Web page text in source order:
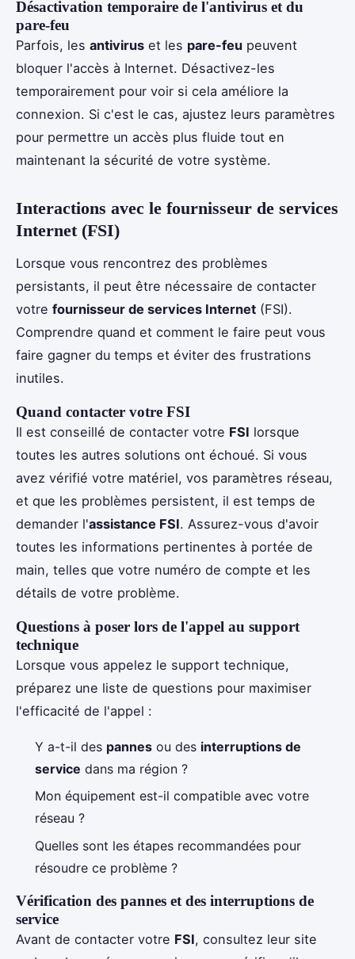
Désactivation temporaire de l'antivirus et du
pare-feu
Parfois, les antivirus et les pare-feu peuvent
bloquer l'accès à Internet. Désactivez-les
temporairement pour voir si cela améliore la
connexion. Si c'est le cas, ajustez leurs paramètres
pour permettre un accès plus fluide tout en
maintenant la sécurité de votre système.
Interactions avec le fournisseur de services
Internet (FSI)
Lorsque vous rencontrez des problèmes
persistants, il peut être nécessaire de contacter
votre fournisseur de services Internet (FSI).
Comprendre quand et comment le faire peut vous
faire gagner du temps et éviter des frustrations
inutiles.
Quand contacter votre FSI
Il est conseillé de contacter votre FSI lorsque
toutes les autres solutions ont échoué. Si vous
avez vérifié votre matériel, vos paramètres réseau,
et que les problèmes persistent, il est temps de
demander l'assistance FSI. Assurez-vous d'avoir
toutes les informations pertinentes à portée de
main, telles que votre numéro de compte et les
détails de votre problème.
Questions à poser lors de l'appel au support
technique
Lorsque vous appelez le support technique,
préparez une liste de questions pour maximiser
l'efficacité de l'appel :
Y a-t-il des pannes ou des interruptions de
service dans ma région ?
Mon équipement est-il compatible avec votre
réseau ?
Quelles sont les étapes recommandées pour
résoudre ce problème ?
Vérification des pannes et des interruptions de
service
Avant de contacter votre FSI, consultez leur site